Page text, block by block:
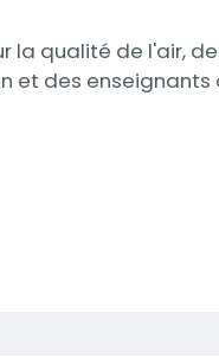
qualité de l'air,
des enseignants